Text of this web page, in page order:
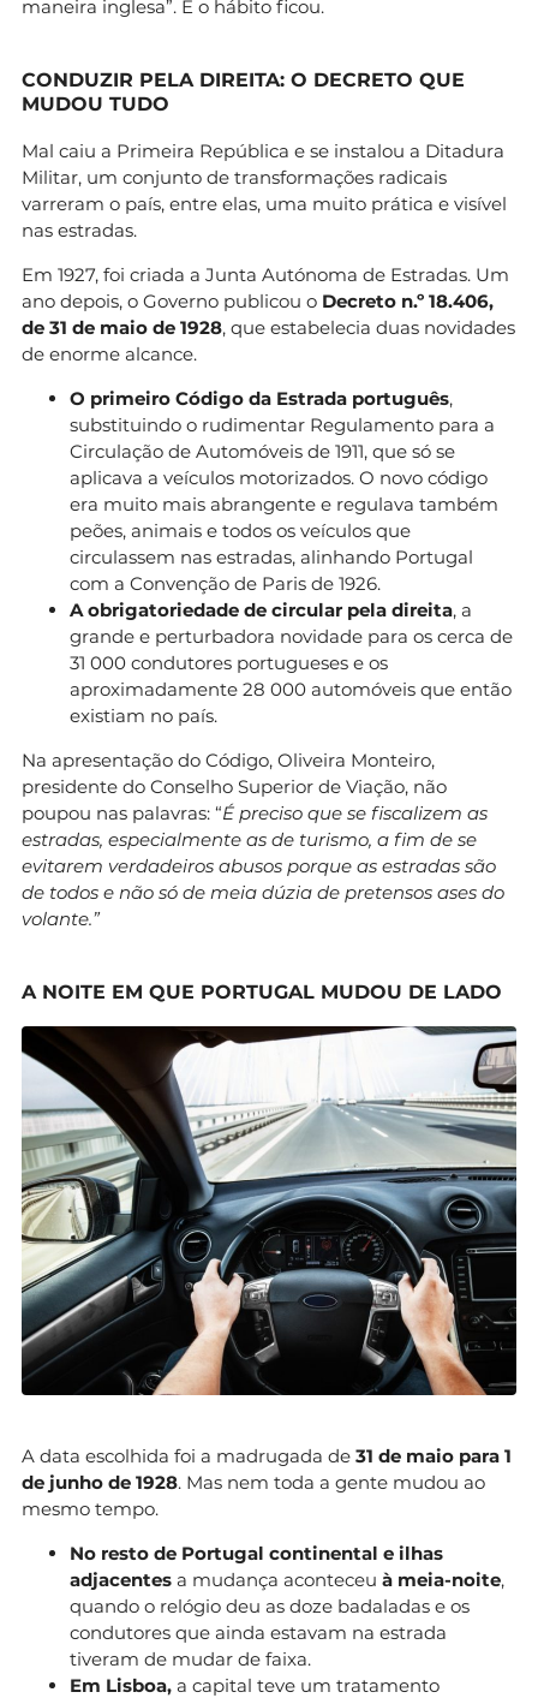
maneira inglesa”. E o hábito ficou.
CONDUZIR PELA DIREITA: O DECRETO QUE
MUDOU TUDO
Mal caiu a Primeira República e se instalou a Ditadura
Militar, um conjunto de transformações radicais
varreram o país, entre elas, uma muito prática e visível
nas estradas.
Em 1927, foi criada a Junta Autónoma de Estradas. Um
ano depois, o Governo publicou o Decreto n.º 18.406,
de 31 de maio de 1928, que estabelecia duas novidades
de enorme alcance.
O primeiro Código da Estrada português,
substituindo o rudimentar Regulamento para a
Circulação de Automóveis de 1911, que só se
aplicava a veículos motorizados. O novo código
era muito mais abrangente e regulava também
peões, animais e todos os veículos que
circulassem nas estradas, alinhando Portugal
com a Convenção de Paris de 1926.
A obrigatoriedade de circular pela direita, a
grande e perturbadora novidade para os cerca de
31 000 condutores portugueses e os
aproximadamente 28 000 automóveis que então
existiam no país.
Na apresentação do Código, Oliveira Monteiro,
presidente do Conselho Superior de Viação, não
poupou nas palavras: “É preciso que se fiscalizem as
estradas, especialmente as de turismo, a fim de se
evitarem verdadeiros abusos porque as estradas são
de todos e não só de meia dúzia de pretensos ases do
volante.”
A NOITE EM QUE PORTUGAL MUDOU DE LADO
A data escolhida foi a madrugada de 31 de maio para 1
de junho de 1928. Mas nem toda a gente mudou ao
mesmo tempo.
No resto de Portugal continental e ilhas
adjacentes a mudança aconteceu à meia-noite,
quando o relógio deu as doze badaladas e os
condutores que ainda estavam na estrada
tiveram de mudar de faixa.
Em Lisboa, a capital teve um tratamento